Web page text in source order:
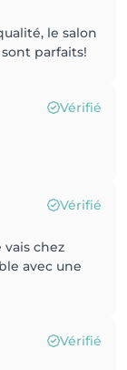
le salon
parfaits!
Vérifié
Vérifié
chez
avec une
Vérifié